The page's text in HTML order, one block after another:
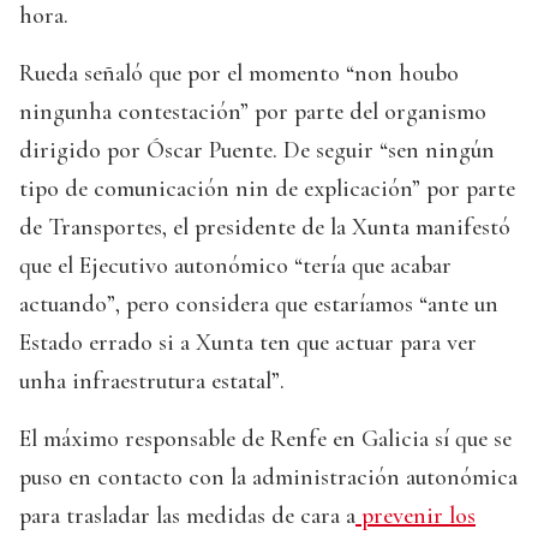
hora.
Rueda señaló que por el momento “non houbo
ningunha contestación” por parte del organismo
dirigido por Óscar Puente. De seguir “sen ningún
tipo de comunicación nin de explicación” por parte
de Transportes, el presidente de la Xunta manifestó
que el Ejecutivo autonómico “tería que acabar
actuando”, pero considera que estaríamos “ante un
Estado errado si a Xunta ten que actuar para ver
unha infraestrutura estatal”.
El máximo responsable de Renfe en Galicia sí que se
puso en contacto con la administración autonómica
para trasladar las medidas de cara a prevenir los